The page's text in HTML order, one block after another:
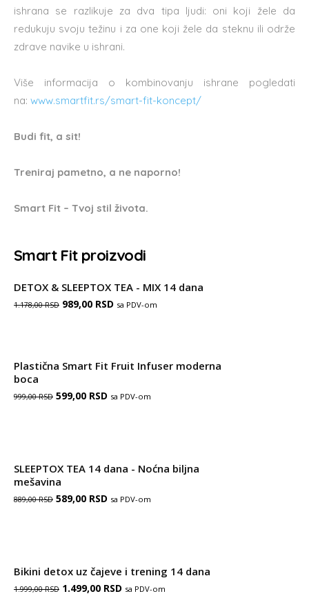
ishrana se razlikuje za dva tipa ljudi: oni koji žele da
redukuju svoju težinu i za one koji žele da steknu ili održe
zdrave navike u ishrani.
Više informacija o kombinovanju ishrane pogledati
na: www.smartfit.rs/smart-fit-koncept/
Budi fit, a sit!
Treniraj pametno, a ne naporno!
Smart Fit – Tvoj stil života.
Smart Fit proizvodi
DETOX & SLEEPTOX TEA - MIX 14 dana
1.178,00RSD Оригинална
била:
989,00 RSD Тренутна
989,00 RSD.
sa PDV-om
Plastična Smart Fit Fruit Infuser moderna
boca
999,00RSD Оригинална
999,00 RSD.
599,00 RSD Тренутна
sa PDV-om
SLEEPTOX TEA 14 dana - Noćna biljna
mešavina
889,00RSD Оригинална
889,00 RSD.
589,00 RSD Тренутна
sa PDV-om
Bikini detox uz čajeve i trening 14 dana
1.999,00RSD Оригинална
1.499,00 RSD Тренутна
sa PDV-om